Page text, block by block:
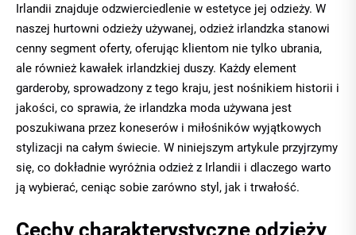
Irlandii znajduje odzwierciedlenie w estetyce jej odzieży. W
naszej hurtowni odzieży używanej, odzież irlandzka stanowi
cenny segment oferty, oferując klientom nie tylko ubrania,
ale również kawałek irlandzkiej duszy. Każdy element
garderoby, sprowadzony z tego kraju, jest nośnikiem historii i
jakości, co sprawia, że irlandzka moda używana jest
poszukiwana przez koneserów i miłośników wyjątkowych
stylizacji na całym świecie. W niniejszym artykule przyjrzymy
się, co dokładnie wyróżnia odzież z Irlandii i dlaczego warto
ją wybierać, ceniąc sobie zarówno styl, jak i trwałość.
Cechy charakterystyczne odzieży